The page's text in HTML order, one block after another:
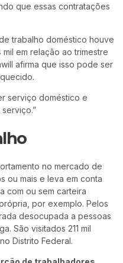
que essas contratações
trabalho doméstico houve
em relação ao trimestre
afirma que isso pode ser
serviço doméstico e
no mercado de
ou mais e leva em conta
com ou sem carteira
por exemplo. Pelos
desocupada a pessoas
São visitados 211 mil
Distrito Federal.